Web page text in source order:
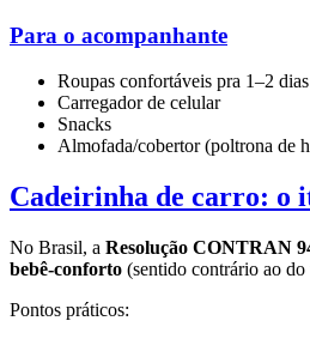
Para o acompanhante
Roupas confortáveis pra 1–2 dias
Carregador de celular
Snacks
Almofada/cobertor (poltrona de
Cadeirinha de carro: o
No Brasil, a Resolução CONTRAN
bebê-conforto (sentido contrário ao
Pontos práticos: